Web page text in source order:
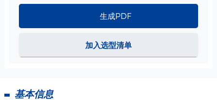
生成PDF
加入选型清单
基本信息